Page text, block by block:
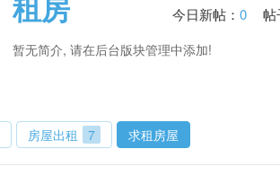
今日新帖： 0 帖
暂无简介, 请在后台版块管理中添加!
房屋出租 7 求租房屋